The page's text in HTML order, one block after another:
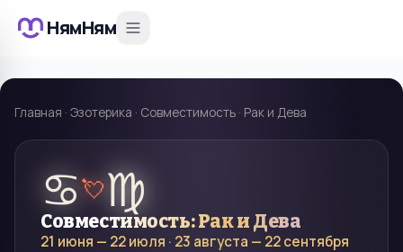
НямНям
Главная · Эзотерика · Совместимость · Рак и Дева
♋💘♍
Совместимость:Раки Дева
21 июня — 22 июля · 23 августа — 22 сентября